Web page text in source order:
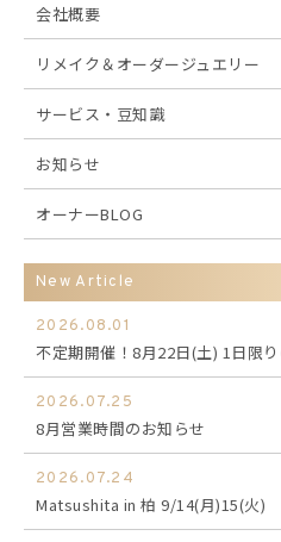
会社概要
リメイク＆オーダージュエリー
サービス・豆知識
お知らせ
オーナーBLOG
New Article
2026.08.01
不定期開催！8月22日(土) 1日限
2026.07.25
8月営業時間のお知らせ
2026.07.24
Matsushita in 柏 9/14(月)15(火)